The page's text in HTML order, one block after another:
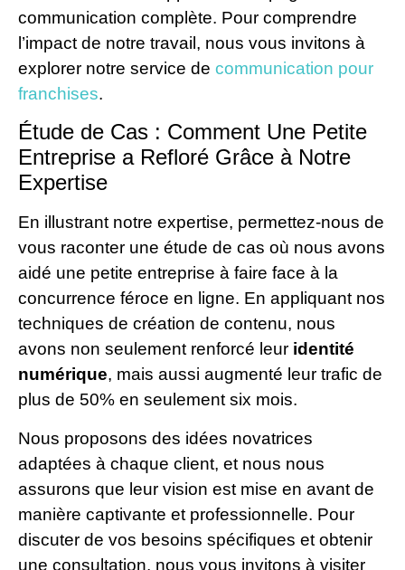
communication complète. Pour comprendre
l’impact de notre travail, nous vous invitons à
explorer notre service de communication pour
franchises.
Étude de Cas : Comment Une Petite
Entreprise a Refloré Grâce à Notre
Expertise
En illustrant notre expertise, permettez-nous de
vous raconter une étude de cas où nous avons
aidé une petite entreprise à faire face à la
concurrence féroce en ligne. En appliquant nos
techniques de création de contenu, nous
avons non seulement renforcé leur identité
numérique, mais aussi augmenté leur trafic de
plus de 50% en seulement six mois.
Nous proposons des idées novatrices
adaptées à chaque client, et nous nous
assurons que leur vision est mise en avant de
manière captivante et professionnelle. Pour
discuter de vos besoins spécifiques et obtenir
une consultation, nous vous invitons à visiter